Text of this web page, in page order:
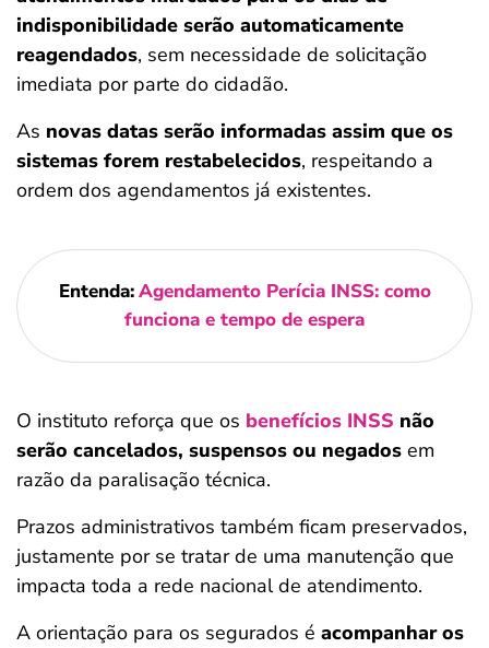
indisponibilidade serão automaticamente
reagendados, sem necessidade de solicitação
imediata por parte do cidadão.
As novas datas serão informadas assim que os
sistemas forem restabelecidos, respeitando a
ordem dos agendamentos já existentes.
Entenda:Agendamento Perícia INSS: como
funciona e tempo de espera
O instituto reforça que os benefícios INSS não
serão cancelados, suspensos ou negados em
razão da paralisação técnica.
Prazos administrativos também ficam preservados,
justamente por se tratar de uma manutenção que
impacta toda a rede nacional de atendimento.
A orientação para os segurados é acompanhar os